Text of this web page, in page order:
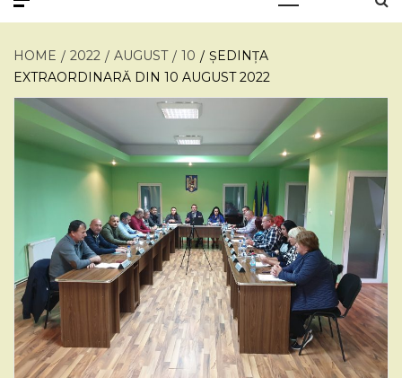
HOME 2022 AUGUST 10
ȘEDINȚA
EXTRAORDINARĂ DIN 10 AUGUST 2022